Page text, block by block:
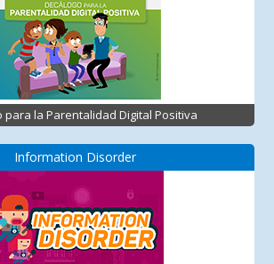
para la Parentalidad Digital Positiva
Information Disorder